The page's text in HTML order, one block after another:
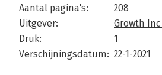
Aantal pagina's:
208
Uitgever:
Growth Inc_
Druk:
1
Verschijningsdatum: 22-1-2021